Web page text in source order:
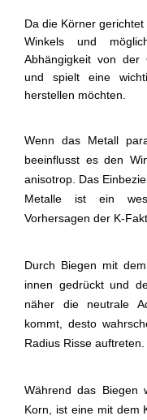
Da die Körner
Winkels und
Abhängigkeit von der
und spielt eine
herstellen möchten.
Wenn das Metall
beeinflusst es den
anisotrop. Das
Metalle ist ein
Vorhersagen der K-
Durch Biegen mit
innen gedrückt und
näher die neutrale
kommt, desto
Radius Risse auftreten.
Während das Biegen
Korn, ist eine mit dem